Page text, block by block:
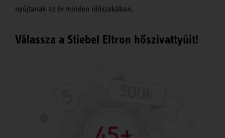
nyújtanak az év minden időszakában.
Válassza a Stiebel Eltron hőszivattyúit!